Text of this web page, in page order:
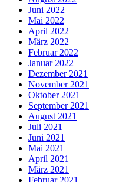
Juni 2022
Mai 2022
April 2022
März 2022
Februar 2022
Januar 2022
Dezember 2021
November 2021
Oktober 2021
September 2021
August 2021
Juli 2021
Juni 2021
Mai 2021
April 2021
März 2021